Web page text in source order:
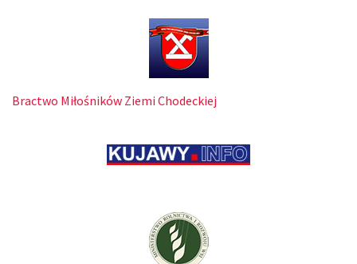
Bractwo Miłośników Ziemi Chodeckiej